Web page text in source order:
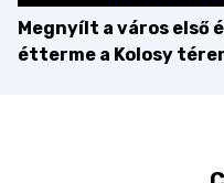
Megnyílt a város első
étterme a Kolosy